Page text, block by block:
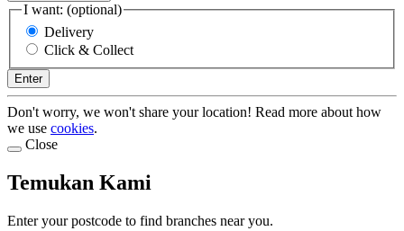
I want: (optional)
Delivery
Click & Collect
Enter
Don't worry, we won't share your location! Read more about how
we use cookies.
Close
Temukan Kami
Enter your postcode to find branches near you.